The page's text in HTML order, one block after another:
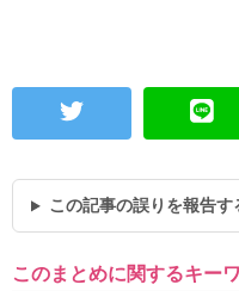
この記事の誤りを報告す
このまとめに関するキー